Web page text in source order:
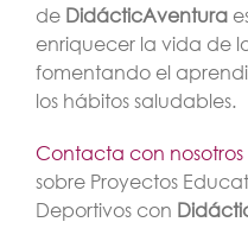
de DidácticAventura
enriquecer la vida de
fomentando el
los hábitos saludables.
Contacta con nosotros
sobre Proyectos
Deportivos con